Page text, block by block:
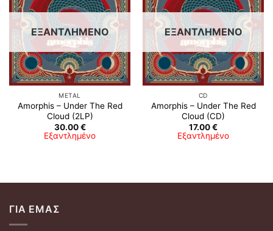
ΕΞΑΝΤΛΗΜΈΝΟ
METAL
Amorphis – Under The Red
Cloud (2LP)
30.00€
Εξαντλημένο
ΕΞΑΝΤΛΗΜΈΝΟ
CD
Amorphis – Under The Red
Cloud (CD)
17.00€
Εξαντλημένο
ΓΙΑ ΕΜΆΣ